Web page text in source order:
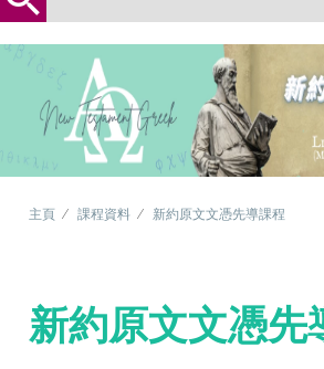
主頁 課程資料 新約原文文憑先導課程
新約原文文憑先